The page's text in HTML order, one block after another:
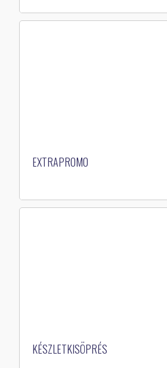
EXTRAPROMO
KÉSZLETKISÖPRÉS